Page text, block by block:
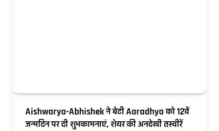
Aishwarya-Abhishek ने बेटी Aaradhya को 12वें
जन्मदिन पर दी शुभकामनाएं, शेयर की अनदेखी तस्वीरें